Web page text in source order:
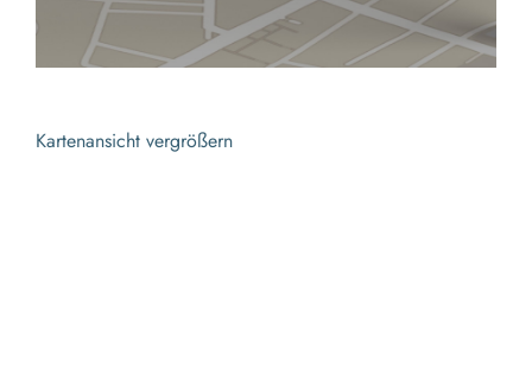
Kartenansicht vergrößern